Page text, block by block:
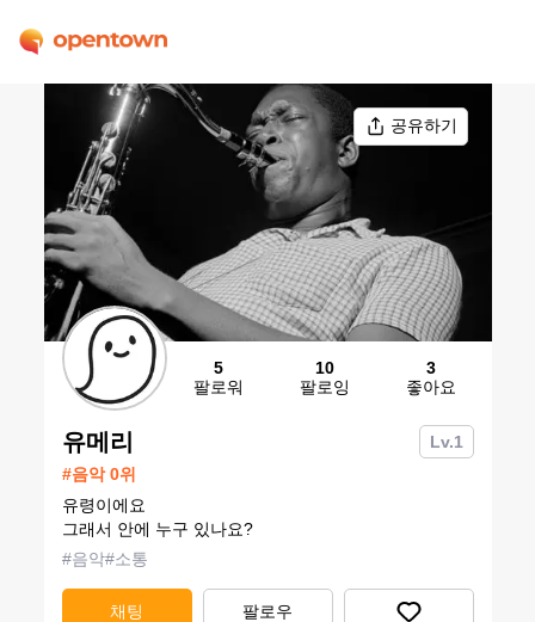
공유하기
5
팔로워
10
팔로잉
3
좋아요
유메리 Lv.1
#음악 0위
유령이에요
그래서 안에 누구 있나요?
#음악#소통
채팅 팔로우